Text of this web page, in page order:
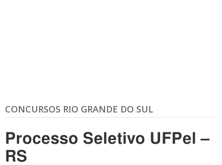
CONCURSOS RIO GRANDE DO SUL
Processo Seletivo UFPel –
RS